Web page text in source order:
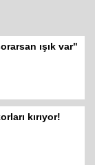
ışık var"
kırıyor!